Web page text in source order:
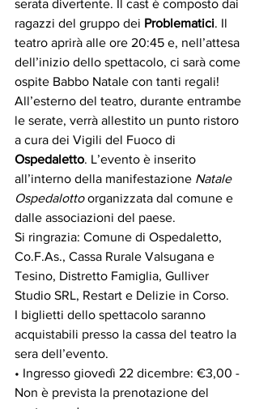
serata divertente. Il cast è composto dai
ragazzi del gruppo dei Problematici. Il
teatro aprirà alle ore 20:45 e, nell’attesa
dell’inizio dello spettacolo, ci sarà come
ospite Babbo Natale con tanti regali!
All’esterno del teatro, durante entrambe
le serate, verrà allestito un punto ristoro
a cura dei Vigili del Fuoco di
Ospedaletto. L’evento è inserito
all’interno della manifestazione Natale
Ospedalotto organizzata dal comune e
dalle associazioni del paese.
Si ringrazia: Comune di Ospedaletto,
Co.F.As., Cassa Rurale Valsugana e
Tesino, Distretto Famiglia, Gulliver
Studio SRL, Restart e Delizie in Corso.
I biglietti dello spettacolo saranno
acquistabili presso la cassa del teatro la
sera dell’evento.
• Ingresso giovedì 22 dicembre: €3,00 -
Non è prevista la prenotazione del